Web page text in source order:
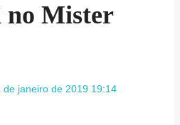
no Mister
de janeiro de 2019 19:14